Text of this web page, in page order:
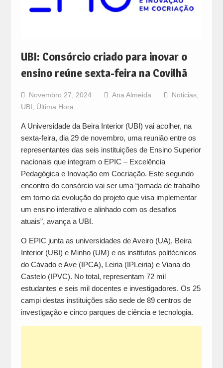
UBI: Consórcio criado para inovar o
ensino reúne sexta-feira na Covilhã
Novembro 27, 2024 Ana Almeida Noticias,
UBI
Última Hora
A Universidade da Beira Interior (UBI) vai acolher, na
sexta-feira, dia 29 de novembro, uma reunião entre os
representantes das seis instituições de Ensino Superior
nacionais que integram o EPIC – Excelência
Pedagógica e Inovação em Cocriação. Este segundo
encontro do consórcio vai ser uma “jornada de trabalho
em torno da evolução do projeto que visa implementar
um ensino interativo e alinhado com os desafios
atuais”, avança a UBI.
O EPIC junta as universidades de Aveiro (UA), Beira
Interior (UBI) e Minho (UM) e os institutos politécnicos
do Cávado e Ave (IPCA), Leiria (IPLeiria) e Viana do
Castelo (IPVC). No total, representam 72 mil
estudantes e seis mil docentes e investigadores. Os 25
campi destas instituições são sede de 89 centros de
investigação e cinco parques de ciência e tecnologia.